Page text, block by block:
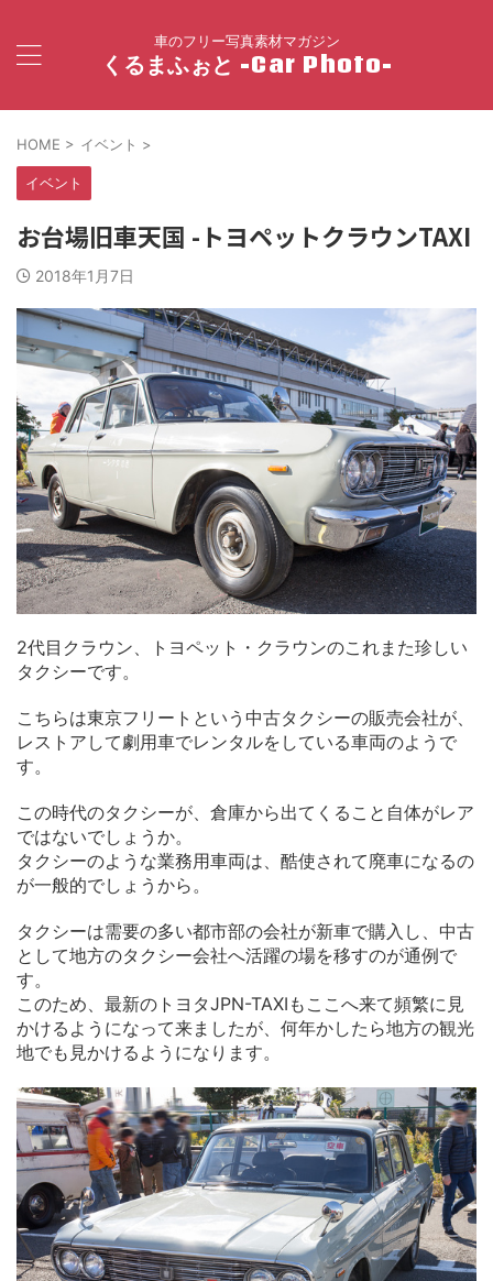
車のフリー写真素材マガジン
くるまふぉと -Car Photo-
HOME > イベント >
イベント
お台場旧車天国 -トヨペットクラウンTAXI
2018年1月7日
2代目クラウン、トヨペット・クラウンのこれまた珍しい
タクシーです。
こちらは東京フリートという中古タクシーの販売会社が、
レストアして劇用車でレンタルをしている車両のようで
す。
この時代のタクシーが、倉庫から出てくること自体がレア
ではないでしょうか。
タクシーのような業務用車両は、酷使されて廃車になるの
が一般的でしょうから。
タクシーは需要の多い都市部の会社が新車で購入し、中古
として地方のタクシー会社へ活躍の場を移すのが通例で
す。
このため、最新のトヨタJPN-TAXIもここへ来て頻繁に見
かけるようになって来ましたが、何年かしたら地方の観光
地でも見かけるようになります。